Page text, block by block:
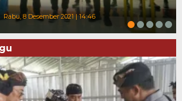
Rabu, 8 Desember 2021 | 14:46